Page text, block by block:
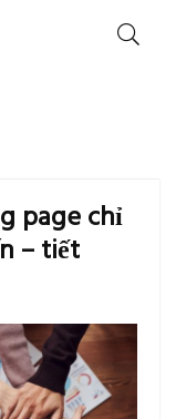
page chỉ
– tiết